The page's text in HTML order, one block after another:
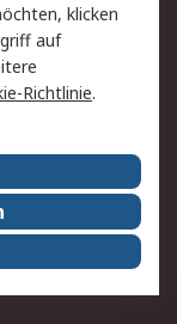
Konditionen
klicken
auf
Richtlinie.